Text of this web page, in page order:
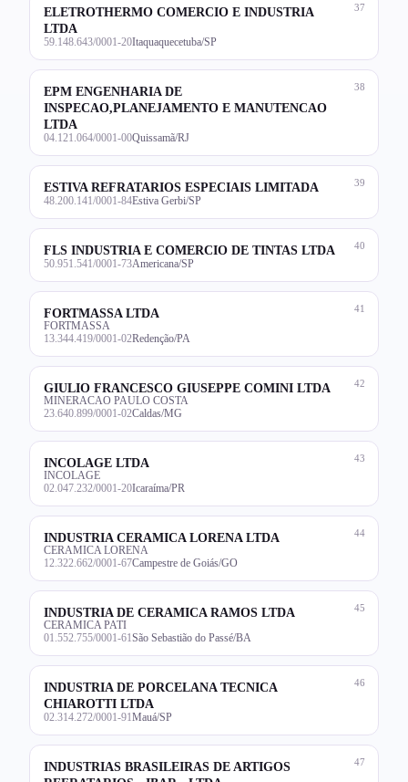
37
ELETROTHERMO COMERCIO E INDUSTRIA
LTDA
59.148.643/0001-20Itaquaquecetuba/SP
38
EPM ENGENHARIA DE
INSPECAO,PLANEJAMENTO E MANUTENCAO
LTDA
04.121.064/0001-00Quissamã/RJ
39
ESTIVA REFRATARIOS ESPECIAIS LIMITADA
48.200.141/0001-84Estiva Gerbi/SP
40
FLS INDUSTRIA E COMERCIO DE TINTAS LTDA
50.951.541/0001-73Americana/SP
41
FORTMASSA LTDA
FORTMASSA
13.344.419/0001-02Redenção/PA
42
GIULIO FRANCESCO GIUSEPPE COMINI LTDA
MINERACAO PAULO COSTA
23.640.899/0001-02Caldas/MG
43
INCOLAGE LTDA
INCOLAGE
02.047.232/0001-20Icaraíma/PR
44
INDUSTRIA CERAMICA LORENA LTDA
CERAMICA LORENA
12.322.662/0001-67Campestre de Goiás/GO
45
INDUSTRIA DE CERAMICA RAMOS LTDA
CERAMICA PATI
01.552.755/0001-61 São Sebastião do Passé/BA
46
INDUSTRIA DE PORCELANA TECNICA
CHIAROTTI LTDA
02.314.272/0001-91 Mauá/SP
47
INDUSTRIAS BRASILEIRAS DE ARTIGOS